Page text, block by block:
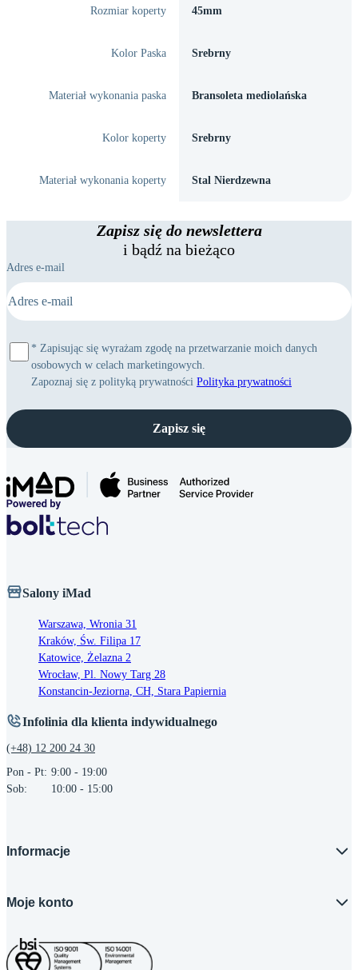
Rozmiar koperty 45mm
Kolor Paska Srebrny
Materiał wykonania paska Bransoleta mediolańska
Kolor koperty Srebrny
Materiał wykonania koperty Stal Nierdzewna
Zapisz się do newslettera
i bądź na bieżąco
Adres e-mail
* Zapisując się wyrażam zgodę na przetwarzanie moich danych
osobowych w celach marketingowych.
Zapoznaj się z polityką prywatności Polityka prywatności
Zapisz się
Salony iMad
Warszawa, Wronia 31
Kraków, Św. Filipa 17
Katowice, Żelazna 2
Wrocław, Pl. Nowy Targ 28
Konstancin-Jeziorna, CH, Stara Papiernia
Infolinia dla klienta indywidualnego
(+48) 12 200 24 30
Pon - Pt: 9:00 - 19:00
Sob:
10:00 - 15:00
Informacje
Moje konto